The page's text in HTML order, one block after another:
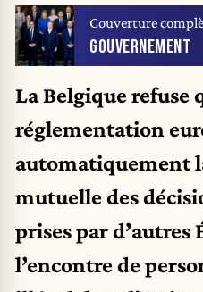
Couverture
GOUVERNEMENT
La Belgique refuse
réglementation
automatiquement
mutuelle des
prises par d’autres
l’encontre de